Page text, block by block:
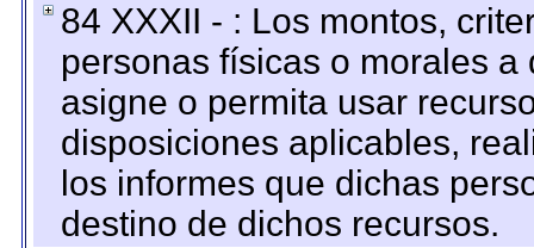
84 XXXII - : Los montos,
personas físicas o morales
asigne o permita usar
disposiciones aplicables,
los informes que dichas
destino de dichos recursos.